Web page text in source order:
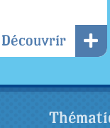
Découvrir